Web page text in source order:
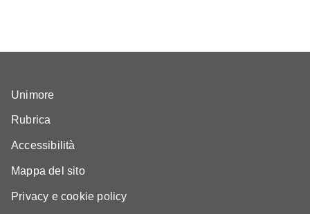
Unimore
Rubrica
Accessibilità
Mappa del sito
Privacy e cookie policy